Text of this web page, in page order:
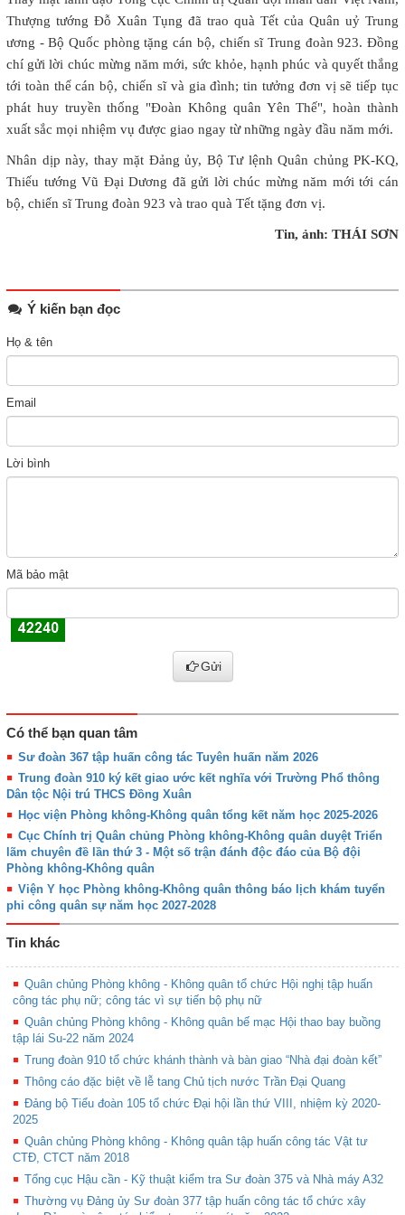
Thượng tướng Đỗ Xuân Tụng đã trao quà Tết của Quân uỷ Trung
ương - Bộ Quốc phòng tặng cán bộ, chiến sĩ Trung đoàn 923. Đồng
chí gửi lời chúc mừng năm mới, sức khỏe, hạnh phúc và quyết thắng
tới toàn thể cán bộ, chiến sĩ và gia đình; tin tưởng đơn vị sẽ tiếp tục
phát huy truyền thống "Đoàn Không quân Yên Thế", hoàn thành
xuất sắc mọi nhiệm vụ được giao ngay từ những ngày đầu năm mới.
Nhân dịp này, thay mặt Đảng ủy, Bộ Tư lệnh Quân chủng PK-KQ,
Thiếu tướng Vũ Đại Dương đã gửi lời chúc mừng năm mới tới cán
bộ, chiến sĩ Trung đoàn 923 và trao quà Tết tặng đơn vị.
Tin, ảnh: THÁI SƠN
Ý kiến bạn đọc
Họ & tên
Email
Lời bình
Mã bảo mật
Gửi
Có thể bạn quan tâm
Sư đoàn 367 tập huấn công tác Tuyên huấn năm 2026
Trung đoàn 910 ký kết giao ước kết nghĩa với Trường Phổ thông
Dân tộc Nội trú THCS Đồng Xuân
Học viện Phòng không-Không quân tổng kết năm học 2025-2026
Cục Chính trị Quân chủng Phòng không-Không quân duyệt Triển
lãm chuyên đề lần thứ 3 - Một số trận đánh độc đáo của Bộ đội
Phòng không-Không quân
Viện Y học Phòng không-Không quân thông báo lịch khám tuyển
phi công quân sự năm học 2027-2028
Tin khác
Quân chủng Phòng không - Không quân tổ chức Hội nghị tập huấn
công tác phụ nữ; công tác vì sự tiến bộ phụ nữ
Quân chủng Phòng không - Không quân bế mạc Hội thao bay buồng
tập lái Su-22 năm 2024
Trung đoàn 910 tổ chức khánh thành và bàn giao “Nhà đại đoàn kết”
Thông cáo đặc biệt về lễ tang Chủ tịch nước Trần Đại Quang
Đảng bộ Tiểu đoàn 105 tổ chức Đại hội lần thứ VIII, nhiệm kỳ 2020-
2025
Quân chủng Phòng không - Không quân tập huấn công tác Vật tư
CTĐ, CTCT năm 2018
Tổng cục Hậu cần - Kỹ thuật kiểm tra Sư đoàn 375 và Nhà máy A32
Thường vụ Đảng ủy Sư đoàn 377 tập huấn công tác tổ chức xây